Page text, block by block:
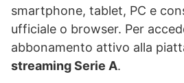
smartphone, tablet, PC e
ufficiale o browser. Per
abbonamento attivo alla
streaming Serie A.